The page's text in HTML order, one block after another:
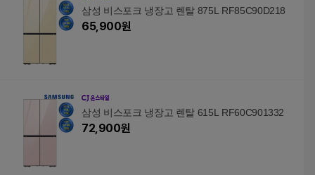
삼성 비스포크 냉장고 렌탈 875L RF85C90D218
65,900원
삼성 비스포크 냉장고 렌탈 615L RF60C901332
72,900원